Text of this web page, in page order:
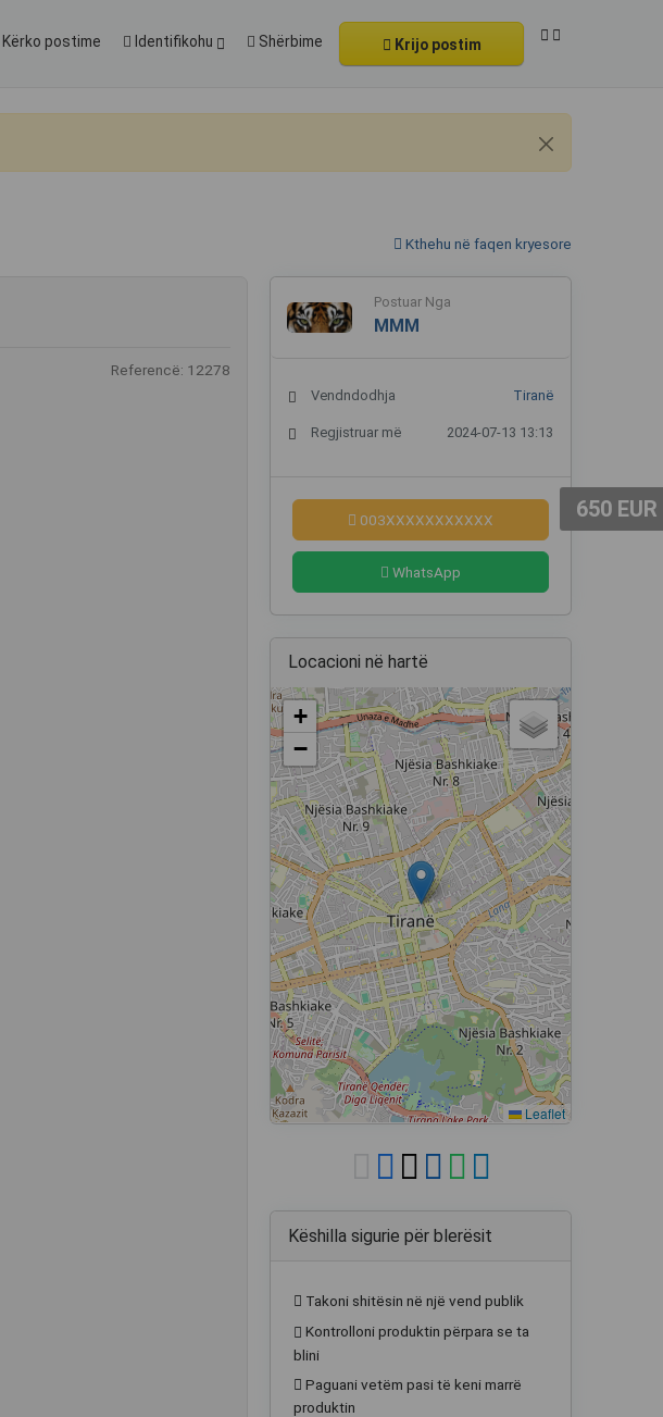
Kërko postime Identifikohu Shërbime Krijo postim
Kthehu në faqen kryesore
Referencë: 12278
650 EUR
Postuar Nga
MMM
Vendndodhja Tiranë
Regjistruar më 2024-07-13 13:13
003XXXXXXXXXXX
WhatsApp
Locacioni në hartë
+
−
Leaflet
Këshilla sigurie për blerësit
Takoni shitësin në një vend publik
Kontrolloni produktin përpara se ta
blini
Paguani vetëm pasi të keni marrë
produktin